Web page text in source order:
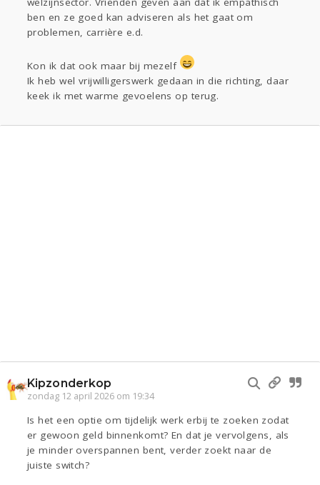
ben en ze goed kan adviseren als het gaat om
problemen, carrière e.d.
Kon ik dat ook maar bij mezelf
Ik heb wel vrijwilligerswerk gedaan in die richting, daar
keek ik met warme gevoelens op terug.
Kipzonderkop
zondag 12 april 2026 om 19:34
Is het een optie om tijdelijk werk erbij te zoeken zodat
er gewoon geld binnenkomt? En dat je vervolgens, als
je minder overspannen bent, verder zoekt naar de
juiste switch?